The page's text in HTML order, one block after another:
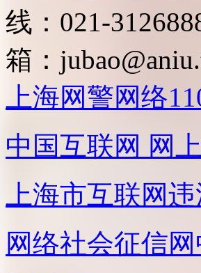
线：021-
箱：
上海网警网络
中国互联网 网
上海市互联网
网络社会征信网